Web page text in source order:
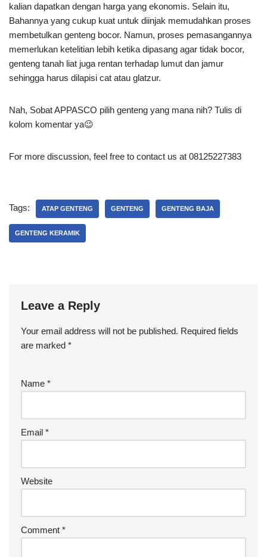
kalian dapatkan dengan harga yang ekonomis. Selain itu,
Bahannya yang cukup kuat untuk diinjak memudahkan proses
membetulkan genteng bocor. Namun, proses pemasangannya
memerlukan ketelitian lebih ketika dipasang agar tidak bocor,
genteng tanah liat juga rentan terhadap lumut dan jamur
sehingga harus dilapisi cat atau glatzur.
Nah, Sobat APPASCO pilih genteng yang mana nih? Tulis di
kolom komentar ya😉
For more discussion, feel free to contact us at 08125227383
Tags: ATAP GENTENG GENTENG GENTENG BAJA
GENTENG KERAMIK
Leave a Reply
Your email address will not be published. Required fields
are marked *
Name *
Email *
Website
Comment *